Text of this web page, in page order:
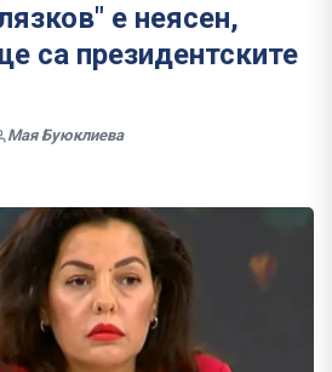
е неясен,
са президентските
Мая Буюклиева